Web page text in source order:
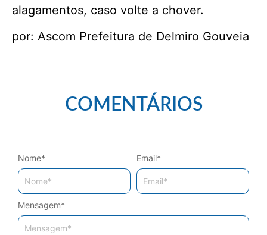
alagamentos, caso volte a chover.
por: Ascom Prefeitura de Delmiro Gouveia
COMENTÁRIOS
Mensagem*
Nome* Email*